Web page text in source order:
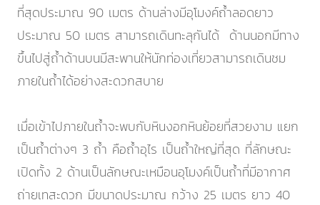
ที่สุดประมาณ 90 เมตร ด้านล่างมีอุโมงค์ถ้ำลอดยาว
ประมาณ 50 เมตร สามารถเดินทะลุกันได้ ด้านนอกมีทาง
ขึ้นไปสู่ถ้ำด้านบนมีสะพานให้นักท่องเที่ยวสามารถเดินชม
ภายในถ้ำได้อย่างสะดวกสบาย
เมื่อเข้าไปภายในถ้ำจะพบกับหินงอกหินย้อยที่สวยงาม แยก
เป็นถ้ำต่างๆ 3 ถ้ำ คือถ้ำอุไร เป็นถ้ำใหญ่ที่สุด ที่ลักษณะ
เปิดทั้ง 2 ด้านเป็นลักษณะเหมือนอุโมงค์เป็นถ้ำที่มีอากาศ
ถ่ายเทสะดวก มีขนาดประมาณ กว้าง 25 เมตร ยาว 40